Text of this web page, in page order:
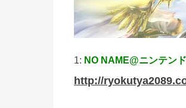
1: NO NAME@ニンテン
http://